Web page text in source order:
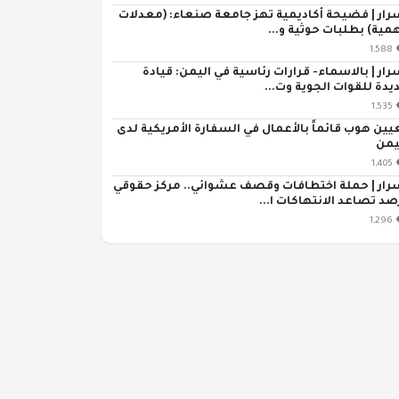
| فضيحة أكاديمية تهز جامعة صنعاء: (معدلات
بطلبات حوثية و...
1,588
| بالاسماء- قرارات رئاسية في اليمن: قيادة
للقوات الجوية وت...
1,535
هوب قائماً بالأعمال في السفارة الأمريكية لدى
1,405
| حملة اختطافات وقصف عشوائي.. مركز حقوقي
تصاعد الانتهاكات ا...
1,296